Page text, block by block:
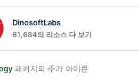
DinosoftLabs
61,684의 리소스 다 보기
패키지의 추가 아이콘